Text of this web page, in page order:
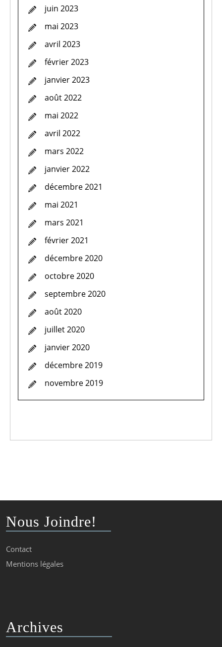
juin 2023
mai 2023
avril 2023
février 2023
janvier 2023
août 2022
mai 2022
avril 2022
mars 2022
janvier 2022
décembre 2021
mai 2021
mars 2021
février 2021
décembre 2020
octobre 2020
septembre 2020
août 2020
juillet 2020
janvier 2020
décembre 2019
novembre 2019
Nous Joindre!
Contact
Mentions légales
Archives